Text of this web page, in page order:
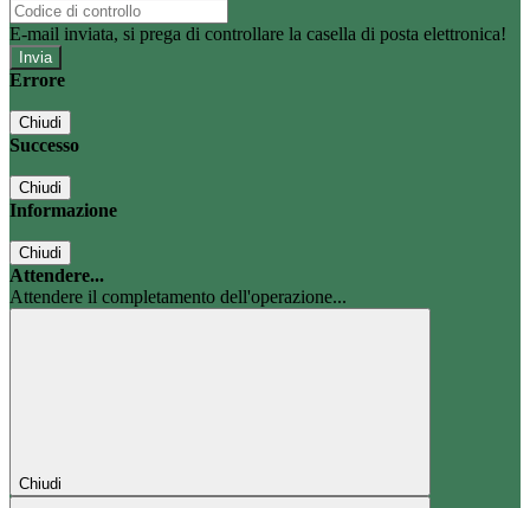
E-mail inviata, si prega di controllare la casella di posta elettronica!
Errore
Chiudi
Successo
Chiudi
Informazione
Chiudi
Attendere...
Attendere il completamento dell'operazione...
Chiudi